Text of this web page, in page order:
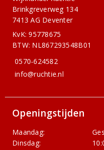
Brinkgreverweg 134
7413 AG Deventer
KvK: 95778675
BTW: NL867293548B01
0570-624582
info@ruchtie.nl
Openingstijden
Maandag:
Dinsdag: